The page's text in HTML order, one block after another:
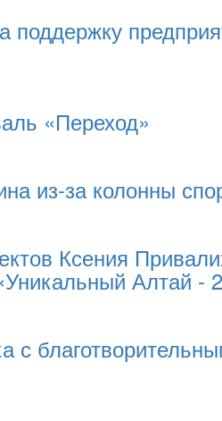
поддержку
«Переход»
из-за колонны
Ксения
Алтай -
с